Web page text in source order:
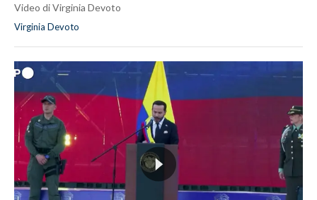
Video di Virginia Devoto
Virginia Devoto